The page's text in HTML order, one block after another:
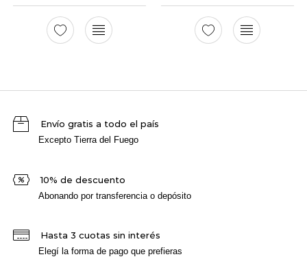
Envío gratis a todo el país
Excepto Tierra del Fuego
10% de descuento
Abonando por transferencia o depósito
Hasta 3 cuotas sin interés
Elegí la forma de pago que prefieras